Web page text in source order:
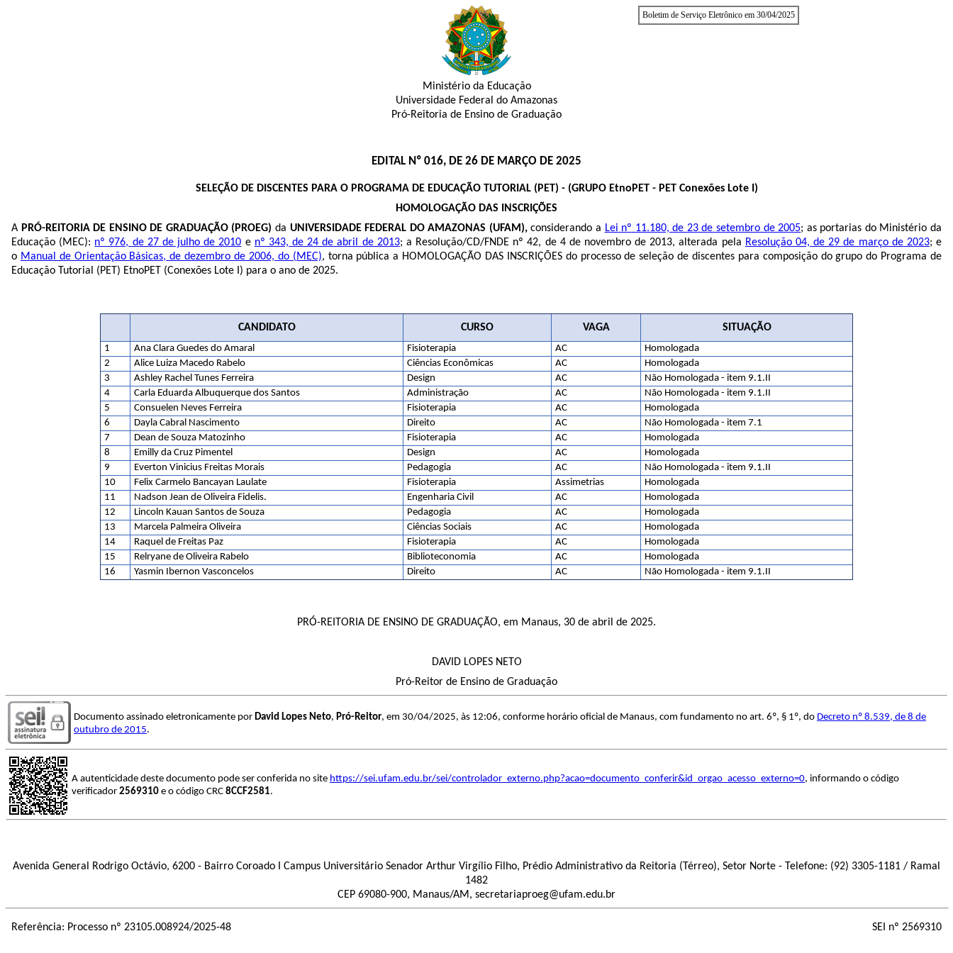
Boletim de Serviço Eletrônico em 30/04/2025
Ministério da Educação
Universidade Federal do Amazonas
Pró-Reitoria de Ensino de Graduação
EDITAL Nº 016, DE 26 DE MARÇO DE 2025
SELEÇÃO DE DISCENTES PARA O PROGRAMA DE EDUCAÇÃO TUTORIAL (PET) - (GRUPO EtnoPET - PET Conexões Lote I)
HOMOLOGAÇÃO DAS INSCRIÇÕES
A PRÓ-REITORIA DE ENSINO DE GRADUAÇÃO (PROEG) da UNIVERSIDADE FEDERAL DO AMAZONAS (UFAM),considerando a Lei nº 11.180, de 23 de setembro de 2005; as portarias do Ministério da
Educação (MEC): nº 976, de 27 de julho de 2010 e nº 343, de 24 de abril de 2013; a Resolução/CD/FNDE nº 42, de 4 de novembro de 2013, alterada pela Resolução 04, de 29 de março de 2023; e
o Manual de Orientação Básicas, de dezembro de 2006, do (MEC), torna pública a HOMOLOGAÇÃO DAS INSCRIÇÕES do processo de seleção de discentes para composição do grupo do Programa de
Educação Tutorial (PET) EtnoPET (Conexões Lote I) para o ano de 2025.
CANDIDATO CURSO VAGA SITUAÇÃO
1 Ana Clara Guedes do Amaral Fisioterapia AC
Homologada
2
Alice Luiza Macedo Rabelo Ciências Econômicas AC
Homologada
3
Ashley Rachel Tunes Ferreira Design AC
Não Homologada - item 9.1.II
4
Carla Eduarda Albuquerque dos Santos Administração AC
Não Homologada - item 9.1.II
5
Consuelen Neves Ferreira Fisioterapia AC
Homologada
6
Dayla Cabral Nascimento Direito AC
Não Homologada - item 7.1
7
Dean de Souza Matozinho Fisioterapia AC
Homologada
8
Emilly da Cruz Pimentel Design AC
Homologada
9
Everton Vinicius Freitas Morais Pedagogia AC
Não Homologada - item 9.1.II
10
Felix Carmelo Bancayan Laulate Fisioterapia Assimetrias
Homologada
11
Nadson Jean de Oliveira Fidelis. Engenharia Civil AC
Homologada
12
Lincoln Kauan Santos de Souza Pedagogia AC
Homologada
13
Marcela Palmeira Oliveira Ciências Sociais AC
Homologada
14
Raquel de Freitas Paz Fisioterapia AC
Homologada
15
Relryane de Oliveira Rabelo Biblioteconomia AC
Homologada
16
Yasmin Ibernon Vasconcelos Direito AC Não Homologada - item 9.1.II
PRÓ-REITORIA DE ENSINO DE GRADUAÇÃO, em Manaus, 30 de abril de 2025.
DAVID LOPES NETO
Pró-Reitor de Ensino de Graduação
Documento assinado eletronicamente por David Lopes Neto, Pró-Reitor, em 30/04/2025, às 12:06, conforme horário oficial de Manaus, com fundamento no art. 6º, § 1º, do Decreto nº 8.539, de 8 de
outubro de 2015.
A autenticidade deste documento pode ser conferida no site https://sei.ufam.edu.br/sei/controlador_externo.php?acao=documento_conferir&id_orgao_acesso_externo=0, informando o código
verificador 2569310 e o código CRC 8CCF2581.
Avenida General Rodrigo Octávio, 6200 - Bairro Coroado I Campus Universitário Senador Arthur Virgílio Filho, Prédio Administrativo da Reitoria (Térreo), Setor Norte - Telefone: (92) 3305-1181 / Ramal
1482
CEP 69080-900, Manaus/AM, secretariaproeg@ufam.edu.br​
Referência: Processo nº 23105.008924/2025-48 SEI nº 2569310